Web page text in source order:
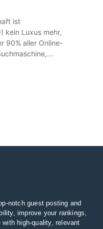
ist
kein Luxus mehr,
90% aller Online-
notch guest posting and
improve your rankings,
high-quality, relevant